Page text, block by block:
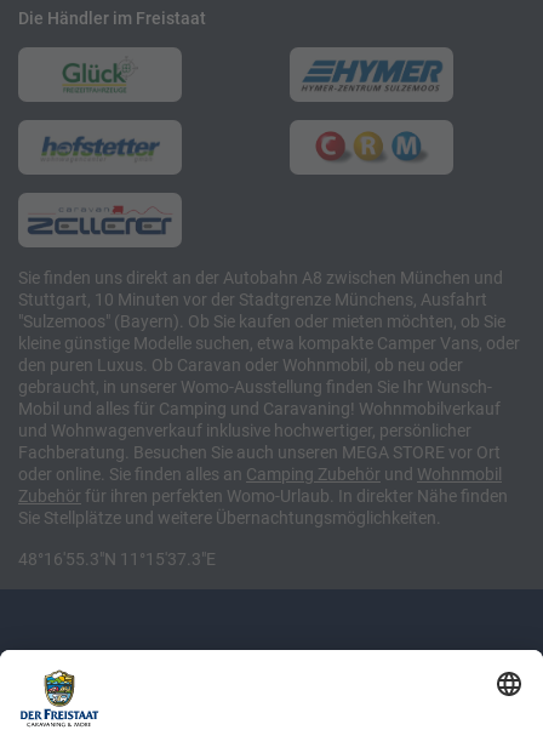
Die Händler im Freistaat
Sie finden uns direkt an der Autobahn A8 zwischen München und
Stuttgart, 10 Minuten vor der Stadtgrenze Münchens, Ausfahrt
"Sulzemoos" (Bayern). Ob Sie kaufen oder mieten möchten, ob Sie
kleine günstige Modelle suchen, etwa kompakte Camper Vans, oder
den puren Luxus. Ob Caravan oder Wohnmobil, ob neu oder
gebraucht, in unserer Womo-Ausstellung finden Sie Ihr Wunsch-
Mobil und alles für Camping und Caravaning! Wohnmobilverkauf
und Wohnwagenverkauf inklusive hochwertiger, persönlicher
Fachberatung. Besuchen Sie auch unseren MEGA STORE vor Ort
oder online. Sie finden alles an Camping Zubehör und Wohnmobil
Zubehör für ihren perfekten Womo-Urlaub. In direkter Nähe finden
Sie Stellplätze und weitere Übernachtungsmöglichkeiten.
48°16'55.3"N 11°15'37.3"E
Newsletter: Jetzt auf
shop.derfreistaat.de anmelden und
einen 5€ Gutschein für unseren Online-